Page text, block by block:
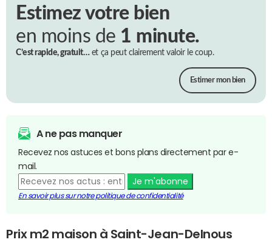
Estimez votre bien
en moins de 1 minute.
C’est rapide, gratuit…et ça peut clairement valoir le coup.
Estimer mon bien
A ne pas manquer
Recevez nos astuces et bons plans directement par e-
mail.
Je m'abonne
En savoir plus sur notre politique de confidentialité
Prix m2 maison à Saint-Jean-Delnous